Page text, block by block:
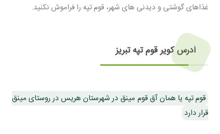
غذاهای گوشتی و دیدنی های شهر، قوم تپه را فراموش نکنید.
آدرس کویر قوم تپه تبریز
قوم تپه یا همان آق قوم مینق در شهرستان هریس در روستای مینق
قرار دارد